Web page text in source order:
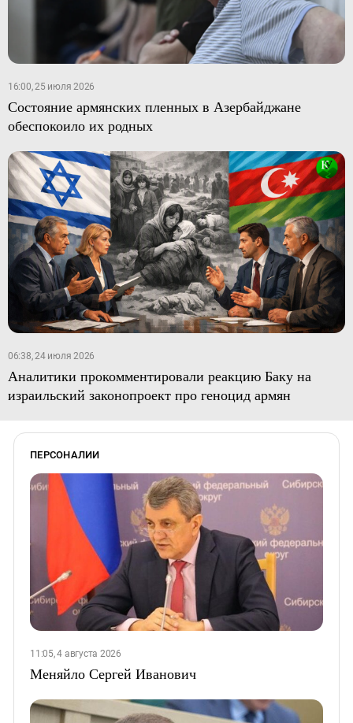
16:00, 25 июля 2026
Состояние армянских пленных в Азербайджане
обеспокоило их родных
06:38, 24 июля 2026
Аналитики прокомментировали реакцию Баку на
израильский законопроект про геноцид армян
ПЕРСОНАЛИИ
11:05, 4 августа 2026
Меняйло Сергей Иванович